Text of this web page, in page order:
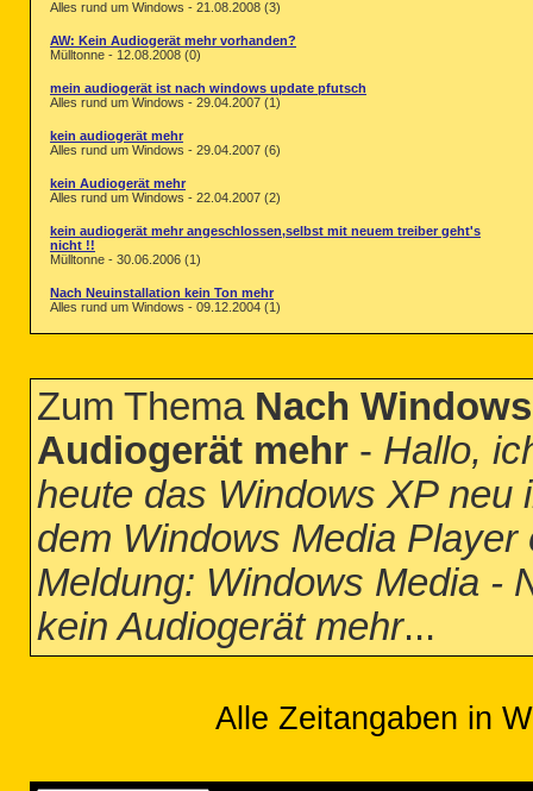
Alles rund um Windows - 21.08.2008 (3)
AW: Kein Audiogerät mehr vorhanden?
Mülltonne - 12.08.2008 (0)
mein audiogerät ist nach windows update pfutsch
Alles rund um Windows - 29.04.2007 (1)
kein audiogerät mehr
Alles rund um Windows - 29.04.2007 (6)
kein Audiogerät mehr
Alles rund um Windows - 22.04.2007 (2)
kein audiogerät mehr angeschlossen,selbst mit neuem treiber geht's
nicht !!
Mülltonne - 30.06.2006 (1)
Nach Neuinstallation kein Ton mehr
Alles rund um Windows - 09.12.2004 (1)
Zum Thema Nach
Audiogerät mehr - Hallo,
heute das Windows XP neu
dem Windows Media
Meldung: Windows Media -
kein Audiogerät mehr...
Alle Zeitangaben in